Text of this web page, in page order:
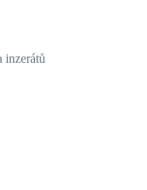
inzerátů